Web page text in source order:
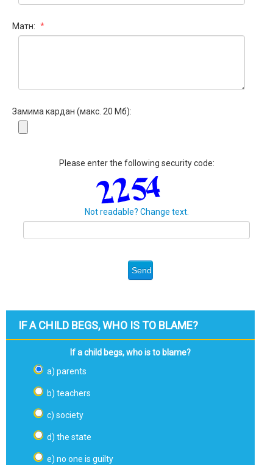
Матн: *
Замима кардан (макс. 20 Мб):
Please enter the following security code:
Not readable? Change text.
IF A CHILD BEGS, WHO IS TO BLAME?
If a child begs, who is to blame?
a) parents
b) teachers
c) society
d) the state
e) no one is guilty